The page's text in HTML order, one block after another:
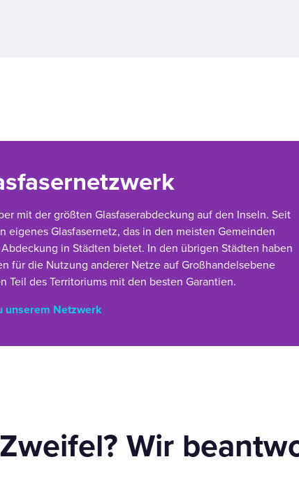
mit der größten Glasfaserabdeckung auf den Inseln. Seit
eigenes Glasfasernetz, das in den meisten Gemeinden
in Städten bietet. In den übrigen Städten haben
für die Nutzung anderer Netze auf Großhandelsebene
Teil des Territoriums mit den besten Garantien.
unserem Netzwerk
Zweifel? Wir